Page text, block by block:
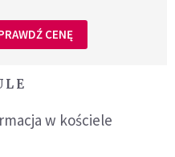
CENĘ
w kościele